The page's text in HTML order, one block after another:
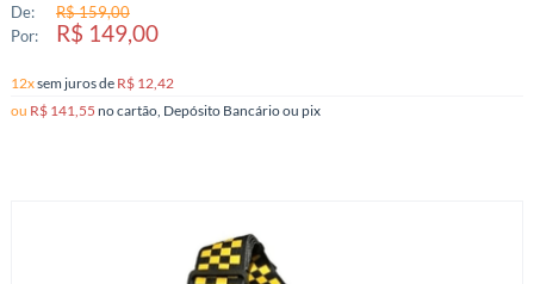
De:
R$ 159,00
Por:
R$ 149,00
12xsem jurosde R$ 12,42
ou R$ 141,55 no cartão, Depósito Bancário ou pix